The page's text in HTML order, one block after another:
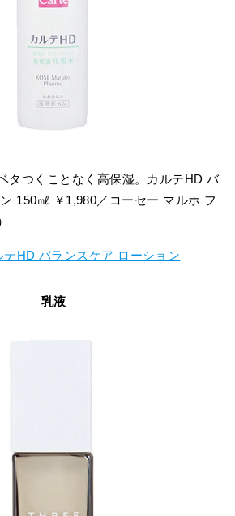
タつくことなく高保湿。カルテHD バ
150㎖ ￥1,980／コーセー マルホ フ
テHD バランスケア ローション
乳液